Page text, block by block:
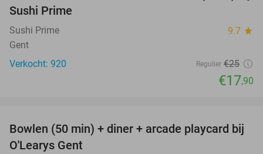
Sushi Prime
Sushi Prime 9.7 star
Gent
Verkocht: 920
Regulier €25
€17,90
38%
Bowlen (50 min) + diner + arcade playcard bij
O'Learys Gent